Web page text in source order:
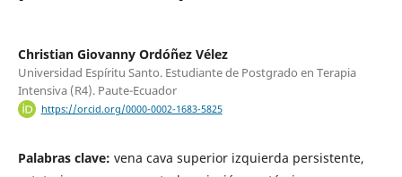
Christian Giovanny Ordóñez Vélez
Universidad Espíritu Santo. Estudiante de Postgrado en Terapia
Intensiva (R4). Paute-Ecuador
https://orcid.org/0000-0002-1683-5825
Palabras clave: vena cava superior izquierda persistente,